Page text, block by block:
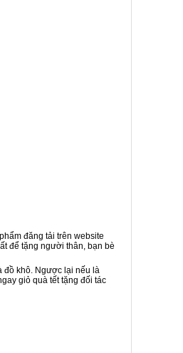
đăng tải trên website
để tặng người thân, bạn bè
đồ khô. Ngược lại nếu là
giỏ quà tết tặng đối tác